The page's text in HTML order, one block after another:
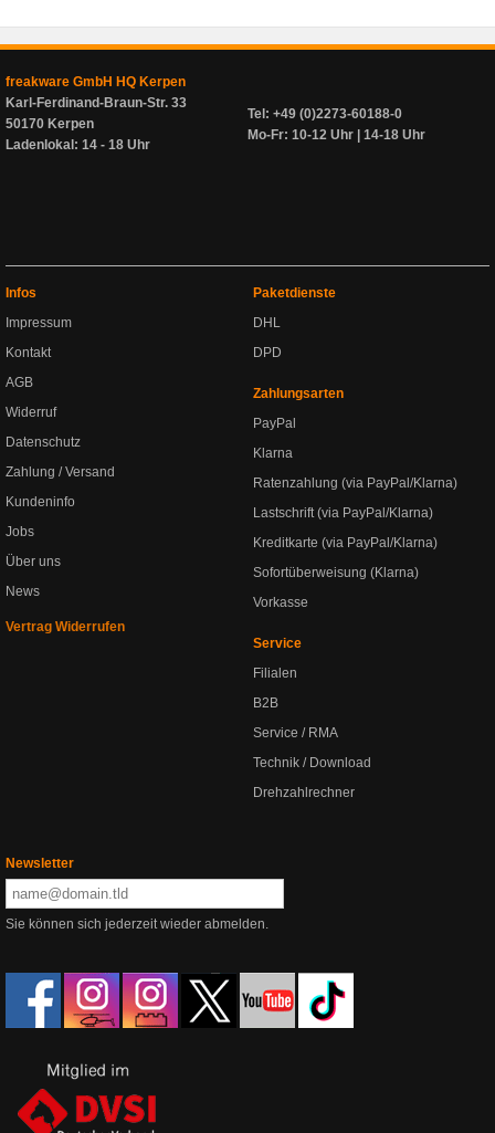
freakware GmbH HQ Kerpen
Karl-Ferdinand-Braun-Str. 33
50170 Kerpen
Ladenlokal: 14 - 18 Uhr
Tel: +49 (0)2273-60188-0
Mo-Fr: 10-12 Uhr | 14-18 Uhr
Infos
Impressum
Kontakt
AGB
Widerruf
Datenschutz
Zahlung / Versand
Kundeninfo
Jobs
Über uns
News
Vertrag Widerrufen
Paketdienste
DHL
DPD
Zahlungsarten
PayPal
Klarna
Ratenzahlung (via PayPal/Klarna)
Lastschrift (via PayPal/Klarna)
Kreditkarte (via PayPal/Klarna)
Sofortüberweisung (Klarna)
Vorkasse
Service
Filialen
B2B
Service / RMA
Technik / Download
Drehzahlrechner
Newsletter
Sie können sich jederzeit wieder abmelden.